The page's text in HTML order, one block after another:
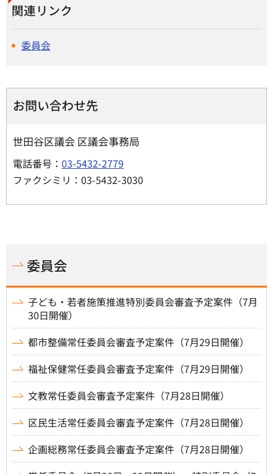
関連リンク
委員会
お問い合わせ先
世田谷区議会 区議会事務局
電話番号： 03-5432-2779
ファクシミリ：03-5432-3030
委員会
子ども・若者施策推進特別委員会審査予定案件（7月
30日開催）
都市整備常任委員会審査予定案件（7月29日開催）
福祉保健常任委員会審査予定案件（7月29日開催）
文教常任委員会審査予定案件（7月28日開催）
区民生活常任委員会審査予定案件（7月28日開催）
企画総務常任委員会審査予定案件（7月28日開催）